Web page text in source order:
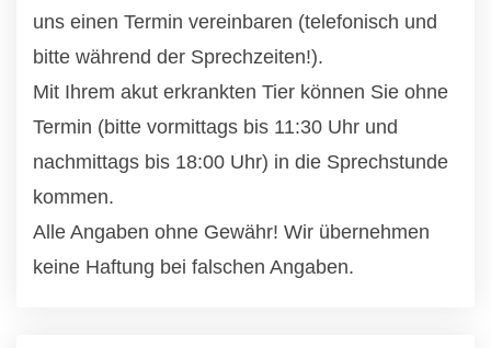
uns einen Termin vereinbaren (telefonisch und
bitte während der Sprechzeiten!).
Mit Ihrem akut erkrankten Tier können Sie ohne
Termin (bitte vormittags bis 11:30 Uhr und
nachmittags bis 18:00 Uhr) in die Sprechstunde
kommen.
Alle Angaben ohne Gewähr! Wir übernehmen
keine Haftung bei falschen Angaben.